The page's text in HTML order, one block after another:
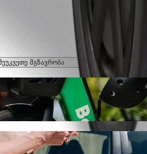
მგზავრობა
ით